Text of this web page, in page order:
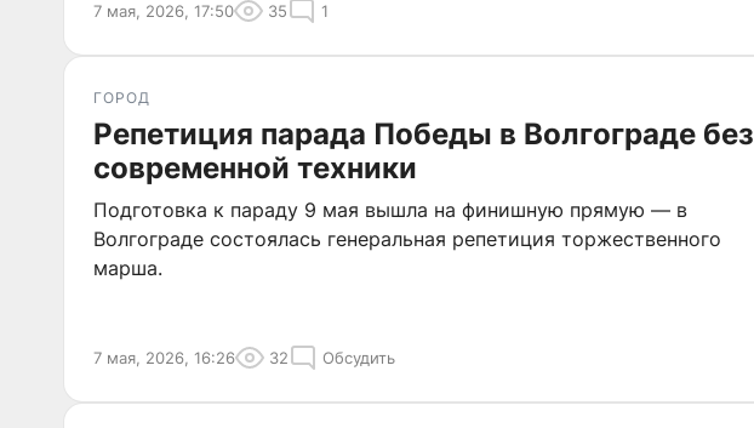
7 мая, 2026, 17:50 35 1
ГОРОД
Репетиция парада Победы в Волгограде без
современной техники
Подготовка к параду 9 мая вышла на финишную прямую — в
Волгограде состоялась генеральная репетиция торжественного
марша.
7 мая, 2026, 16:26 32 Обсудить